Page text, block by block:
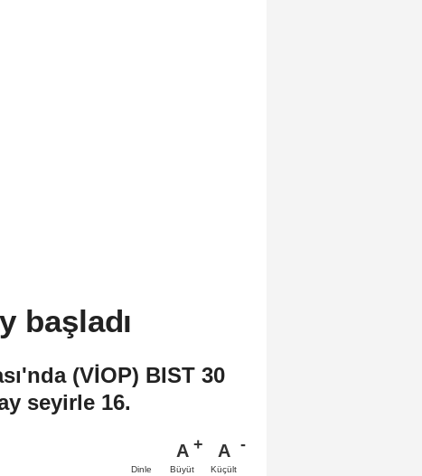
başladı
(VİOP) BIST 30
seyirle 16.
Dinle
A
Büyüt
A
Küçült